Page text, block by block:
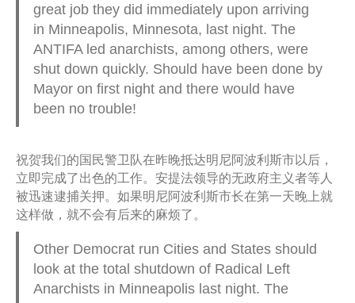
great job they did immediately upon arriving
in Minneapolis, Minnesota, last night. The
ANTIFA led anarchists, among others, were
shut down quickly. Should have been done by
Mayor on first night and there would have
been no trouble!
祝贺我们的国民警卫队在昨晚抵达明尼阿波利斯市以后，
立即完成了出色的工作。安提法领导的无政府主义者等人
被迅速逮捕关押。如果明尼阿波利斯市长在第一天晚上就
这样做，就不会有后来的麻烦了。
Other Democrat run Cities and States should
look at the total shutdown of Radical Left
Anarchists in Minneapolis last night. The